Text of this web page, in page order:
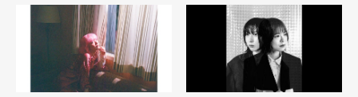
yonige。